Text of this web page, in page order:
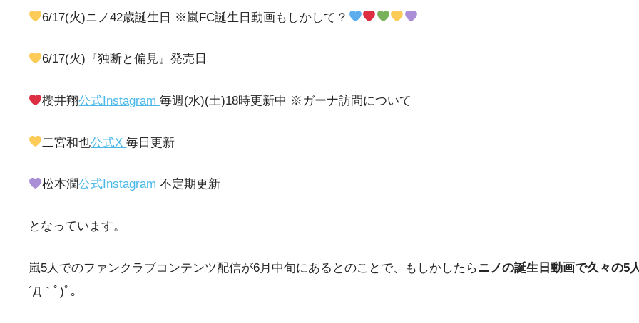
6/17(火)ニノ42歳誕生日 ※嵐FC誕生日動画もしかして？
6/17(火)『独断と偏見』発売日
櫻井翔公式Instagram毎週(水)(土)18時更新中 ※ガーナ訪問について
二宮和也公式X毎日更新
松本潤公式Instagram不定期更新
となっています。
嵐5人でのファンクラブコンテンツ配信が6月中旬にあるとのことで、もしかしたらニノの誕生日動画で久々の5
´Д｀ﾟ)ﾟ｡